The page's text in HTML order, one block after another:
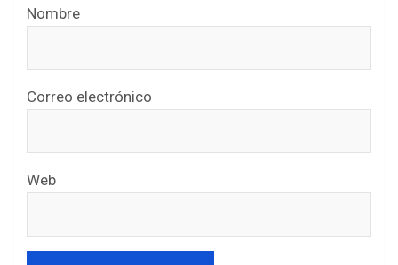
Nombre
Correo electrónico
Web